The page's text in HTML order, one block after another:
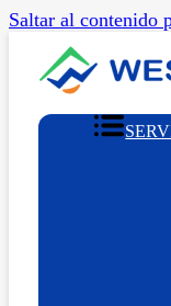
Saltar al contenido